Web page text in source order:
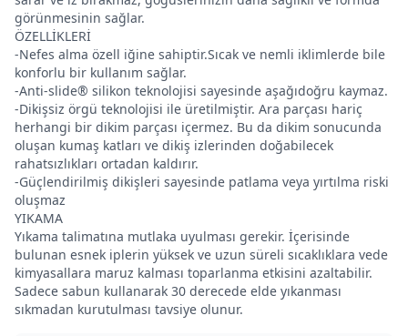
görünmesinin sağlar.
ÖZELLİKLERİ
-Nefes alma özell iğine sahiptir.Sıcak ve nemli iklimlerde bile
konforlu bir kullanım sağlar.
-Anti-slide® silikon teknolojisi sayesinde aşağıdoğru kaymaz.
-Dikişsiz örgü teknolojisi ile üretilmiştir. Ara parçası hariç
herhangi bir dikim parçası içermez. Bu da dikim sonucunda
oluşan kumaş katları ve dikiş izlerinden doğabilecek
rahatsızlıkları ortadan kaldırır.
-Güçlendirilmiş dikişleri sayesinde patlama veya yırtılma riski
oluşmaz
YIKAMA
Yıkama talimatına mutlaka uyulması gerekir. İçerisinde
bulunan esnek iplerin yüksek ve uzun süreli sıcaklıklara vede
kimyasallara maruz kalması toparlanma etkisini azaltabilir.
Sadece sabun kullanarak 30 derecede elde yıkanması
sıkmadan kurutulması tavsiye olunur.